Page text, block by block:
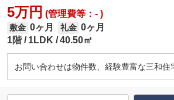
5万円 (管理費等：- )
敷金 0ヶ月 礼金 0ヶ月
1階
1LDK 40.50㎡
お問い合わせは物件数、経験豊富な三和住